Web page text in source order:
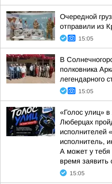
Очередной
отправили из
15:05
В
полковника
легендарного
15:05
«Голос улиц»
Люберцах
исполнителей
исполнитель,
А может у тебя
время
15:05